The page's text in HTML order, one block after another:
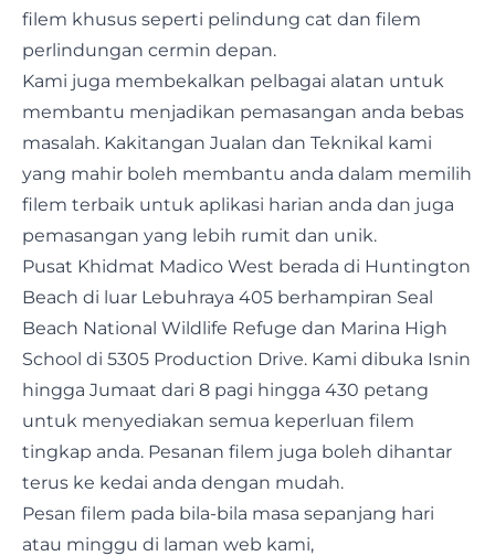
filem khusus seperti pelindung cat dan filem
perlindungan cermin depan.
Kami juga membekalkan pelbagai alatan untuk
membantu menjadikan pemasangan anda bebas
masalah. Kakitangan Jualan dan Teknikal kami
yang mahir boleh membantu anda dalam memilih
filem terbaik untuk aplikasi harian anda dan juga
pemasangan yang lebih rumit dan unik.
Pusat Khidmat Madico West berada di Huntington
Beach di luar Lebuhraya 405 berhampiran Seal
Beach National Wildlife Refuge dan Marina High
School di 5305 Production Drive. Kami dibuka Isnin
hingga Jumaat dari 8 pagi hingga 430 petang
untuk menyediakan semua keperluan filem
tingkap anda. Pesanan filem juga boleh dihantar
terus ke kedai anda dengan mudah.
Pesan filem pada bila-bila masa sepanjang hari
atau minggu di laman web kami,